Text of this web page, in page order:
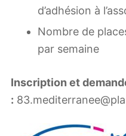
d’adhésion à
Nombre de
par semaine
Inscription et
: